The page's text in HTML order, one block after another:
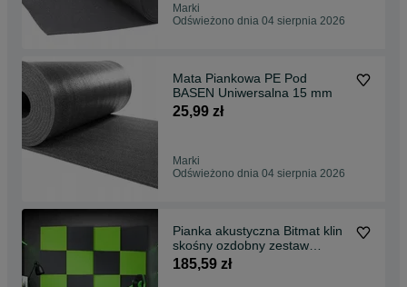
Marki
Odświeżono dnia 04 sierpnia 2026
Mata Piankowa PE Pod
BASEN Uniwersalna 15 mm
25,99 zł
Marki
Odświeżono dnia 04 sierpnia 2026
Pianka akustyczna Bitmat klin
skośny ozdobny zestaw
ścienny 12 paneli
185,59 zł